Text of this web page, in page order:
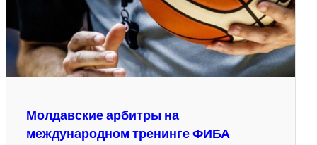
Молдавские арбитры на
международном тренинге ФИБА